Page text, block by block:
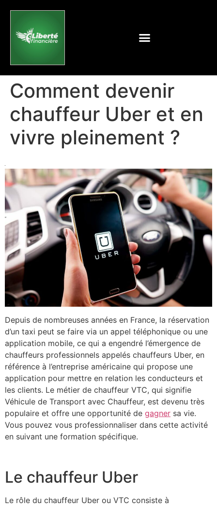
Comment devenir
chauffeur Uber et en
vivre pleinement ?
Depuis de nombreuses années en France, la réservation
d’un taxi peut se faire via un appel téléphonique ou une
application mobile, ce qui a engendré l’émergence de
chauffeurs professionnels appelés chauffeurs Uber, en
référence à l’entreprise américaine qui propose une
application pour mettre en relation les conducteurs et
les clients. Le métier de chauffeur VTC, qui signifie
Véhicule de Transport avec Chauffeur, est devenu très
populaire et offre une opportunité de gagner sa vie.
Vous pouvez vous professionnaliser dans cette activité
en suivant une formation spécifique.
Le chauffeur Uber
Le rôle du chauffeur Uber ou VTC consiste à